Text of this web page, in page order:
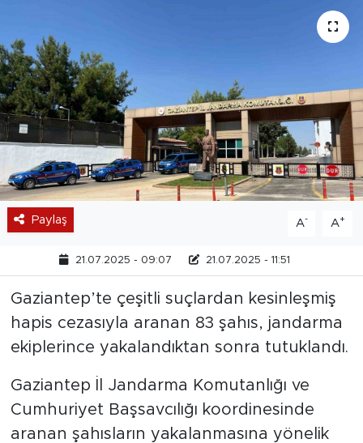
Paylaş A- A+
21.07.2025 - 09:07 21.07.2025 - 11:51
Gaziantep’te çeşitli suçlardan kesinleşmiş
hapis cezasıyla aranan 83 şahıs, jandarma
ekiplerince yakalandıktan sonra tutuklandı.
Gaziantep İl Jandarma Komutanlığı ve
Cumhuriyet Başsavcılığı koordinesinde
aranan şahısların yakalanmasına yönelik